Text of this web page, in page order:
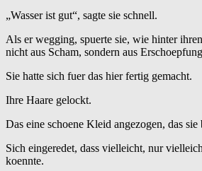
„Wasser ist gut“, sagte sie schnell.
Als er wegging, spuerte sie, wie hinter
nicht aus Scham, sondern aus
Sie hatte sich fuer das hier fertig gemacht.
Ihre Haare gelockt.
Das eine schoene Kleid angezogen, das sie
Sich eingeredet, dass vielleicht, nur
koennte.